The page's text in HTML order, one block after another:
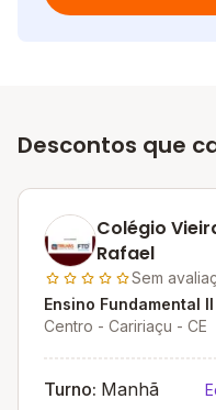
Descontos que
Colégio
Rafael
Sem
Ensino Fundamental II
Centro - Caririaçu - CE
Turno: Manhã